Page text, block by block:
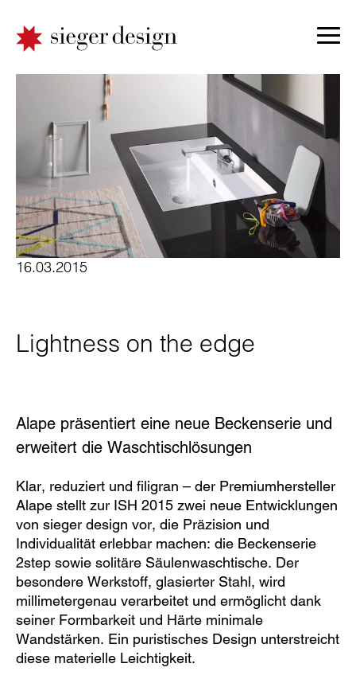
16.03.2015
Lightness on the edge
Alape präsentiert eine neue Beckenserie und
erweitert die Waschtischlösungen
Klar, reduziert und filigran – der Premiumhersteller
Alape stellt zur ISH 2015 zwei neue Entwicklungen
von sieger design vor, die Präzision und
Individualität erlebbar machen: die Beckenserie
2step sowie solitäre Säulenwaschtische. Der
besondere Werkstoff, glasierter Stahl, wird
millimetergenau verarbeitet und ermöglicht dank
seiner Formbarkeit und Härte minimale
Wandstärken. Ein puristisches Design unterstreicht
diese materielle Leichtigkeit.